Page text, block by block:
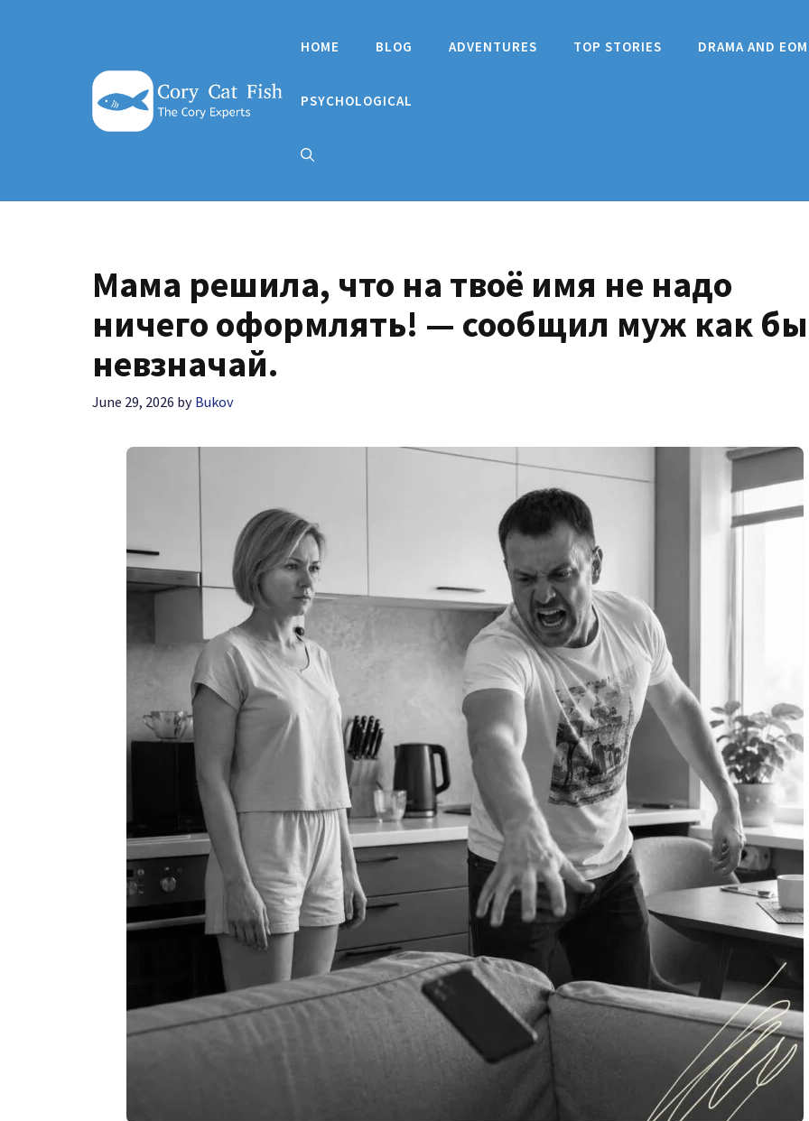
HOME BLOG ADVENTURES TOP STORIES DRAMA AND
PSYCHOLOGICAL
Мама решила, что на твоё имя не надо
ничего оформлять! — сообщил муж как бы
невзначай.
June 29, 2026 by Bukov